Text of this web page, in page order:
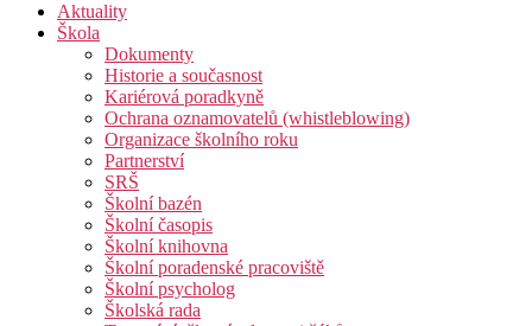
Aktuality
Škola
Dokumenty
Historie a současnost
Kariérová poradkyně
Ochrana oznamovatelů (whistleblowing)
Organizace školního roku
Partnerství
SRŠ
Školní bazén
Školní časopis
Školní knihovna
Školní poradenské pracoviště
Školní psycholog
Školská rada